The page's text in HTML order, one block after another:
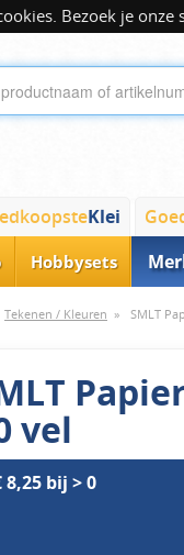
Bezoek je
Klei
Hobbysets
Tekenen / Kleuren » SMLT
vel
8,25 bij > 0